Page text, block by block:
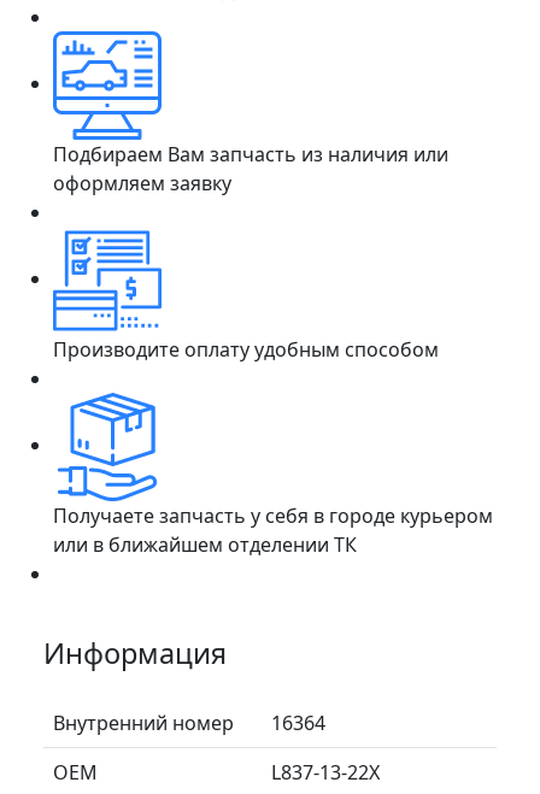
Подбираем Вам запчасть из наличия или
оформляем заявку
Производите оплату удобным способом
Получаете запчасть у себя в городе курьером
или в ближайшем отделении ТК
Информация
Внутренний номер
16364
ОЕМ
L837-13-22X